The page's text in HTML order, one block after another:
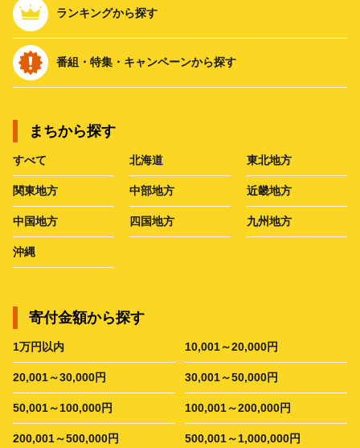
ランキングから探す
番組・特集・キャンペーンから探す
まちから探す
すべて 北海道 東北地方
関東地方 中部地方 近畿地方
中国地方 四国地方 九州地方
沖縄
寄付金額から探す
1万円以内 10,001～20,000円
20,001～30,000円 30,001～50,000円
50,001～100,000円 100,001～200,000円
200,001～500,000円 500,001～1,000,000円